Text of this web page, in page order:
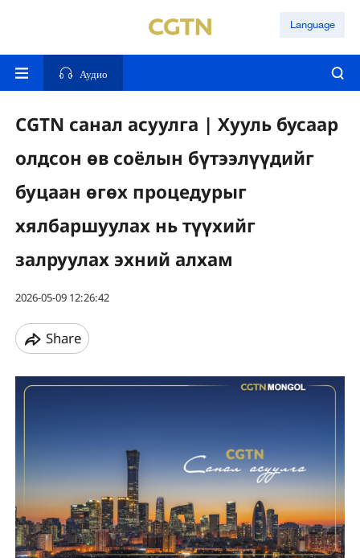
Language
Аудио
CGTN санал асуулга | Хууль бусаар
олдсон өв соёлын бүтээлүүдийг
буцаан өгөх процедурыг
хялбаршуулах нь түүхийг
залруулах эхний алхам
2026-05-09 12:26:42
Share